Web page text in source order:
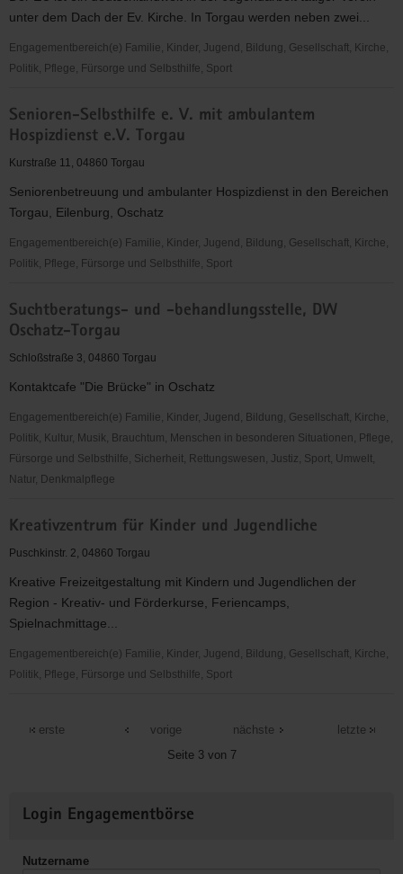
unter dem Dach der Ev. Kirche. In Torgau werden neben zwei...
Engagementbereich(e) Familie, Kinder, Jugend, Bildung, Gesellschaft, Kirche,
Politik, Pflege, Fürsorge und Selbsthilfe, Sport
für
Christus"
(EC)
Torgau
Senioren-Selbsthilfe e. V. mit ambulantem
Hospizdienst e.V. Torgau
Kurstraße 11, 04860 Torgau
Seniorenbetreuung und ambulanter Hospizdienst in den Bereichen
Torgau, Eilenburg, Oschatz
Engagementbereich(e) Familie, Kinder, Jugend, Bildung, Gesellschaft, Kirche,
Politik, Pflege, Fürsorge und Selbsthilfe, Sport
Selbsthilfe
e.
V.
ambulantem
Hospizdienst
e.V.
Torgau
Suchtberatungs- und -behandlungsstelle, DW
Oschatz-Torgau
Schloßstraße 3, 04860 Torgau
Kontaktcafe "Die Brücke" in Oschatz
Engagementbereich(e) Familie, Kinder, Jugend, Bildung, Gesellschaft, Kirche,
Politik, Kultur, Musik, Brauchtum, Menschen in besonderen Situationen, Pflege,
Fürsorge und Selbsthilfe, Sicherheit, Rettungswesen, Justiz, Sport, Umwelt,
Natur, Denkmalpflege
und
-
DW
Oschatz-
Torgau
Kreativzentrum für Kinder und Jugendliche
Puschkinstr. 2, 04860 Torgau
Kreative Freizeitgestaltung mit Kindern und Jugendlichen der
Region - Kreativ- und Förderkurse, Feriencamps,
Spielnachmittage...
Engagementbereich(e) Familie, Kinder, Jugend, Bildung, Gesellschaft, Kirche,
Politik, Pflege, Fürsorge und Selbsthilfe, Sport
erste
vorige
Seite 3 von 7
nächste letzte
Informationen
Login Engagementbörse
Nutzername